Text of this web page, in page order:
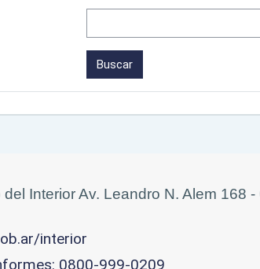
Interior Av. Leandro N. Alem 168
interior
0800-999-0209